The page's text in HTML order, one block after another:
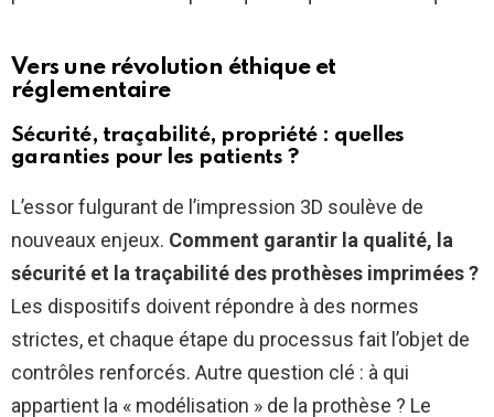
Vers une révolution éthique et
réglementaire
Sécurité, traçabilité, propriété : quelles
garanties pour les patients ?
L’essor fulgurant de l’impression 3D soulève de
nouveaux enjeux. Comment garantir la qualité, la
sécurité et la traçabilité des prothèses imprimées ?
Les dispositifs doivent répondre à des normes
strictes, et chaque étape du processus fait l’objet de
contrôles renforcés. Autre question clé : à qui
appartient la « modélisation » de la prothèse ? Le